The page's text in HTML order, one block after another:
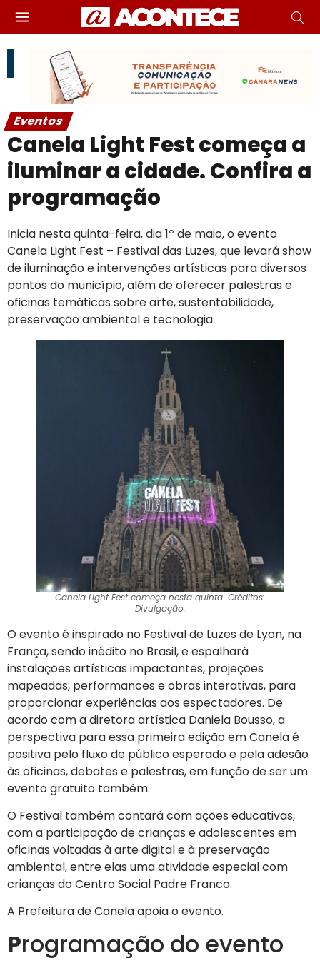
Eventos
Canela Light Fest começa a
iluminar a cidade. Confira a
programação
Inicia nesta quinta-feira, dia 1º de maio, o evento
Canela Light Fest – Festival das Luzes, que levará show
de iluminação e intervenções artísticas para diversos
pontos do município, além de oferecer palestras e
oficinas temáticas sobre arte, sustentabilidade,
preservação ambiental e tecnologia.
Canela Light Fest começa nesta quinta. Créditos:
Divulgação.
O evento é inspirado no Festival de Luzes de Lyon, na
França, sendo inédito no Brasil, e espalhará
instalações artísticas impactantes, projeções
mapeadas, performances e obras interativas, para
proporcionar experiências aos espectadores. De
acordo com a diretora artística Daniela Bousso, a
perspectiva para essa primeira edição em Canela é
positiva pelo fluxo de público esperado e pela adesão
às oficinas, debates e palestras, em função de ser um
evento gratuito também.
O Festival também contará com ações educativas,
com a participação de crianças e adolescentes em
oficinas voltadas à arte digital e à preservação
ambiental, entre elas uma atividade especial com
crianças do Centro Social Padre Franco.
A Prefeitura de Canela apoia o evento.
Programação do evento